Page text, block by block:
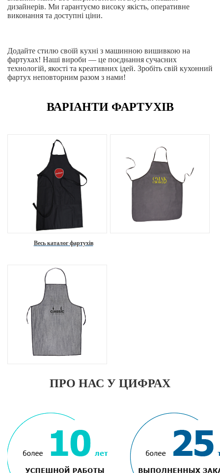
дизайнерів. Ми гарантуємо високу якість, оперативне
виконання та доступні ціни.
Додайте стилю своїй кухні з машинною вишивкою на
фартухах! Наші вироби — це поєднання сучасних
технологій, якості та креативних ідей. Зробіть свій кухонний
фартух неповторним разом з нами!
ВАРІАНТИ ФАРТУХІВ
Весь каталог фартухів
ПРО НАС У ЦИФРАХ